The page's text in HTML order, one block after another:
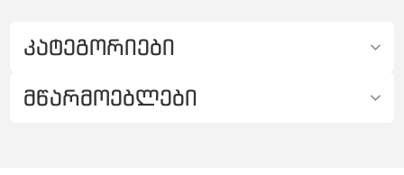
კატეგორიები
მწარმოებლები